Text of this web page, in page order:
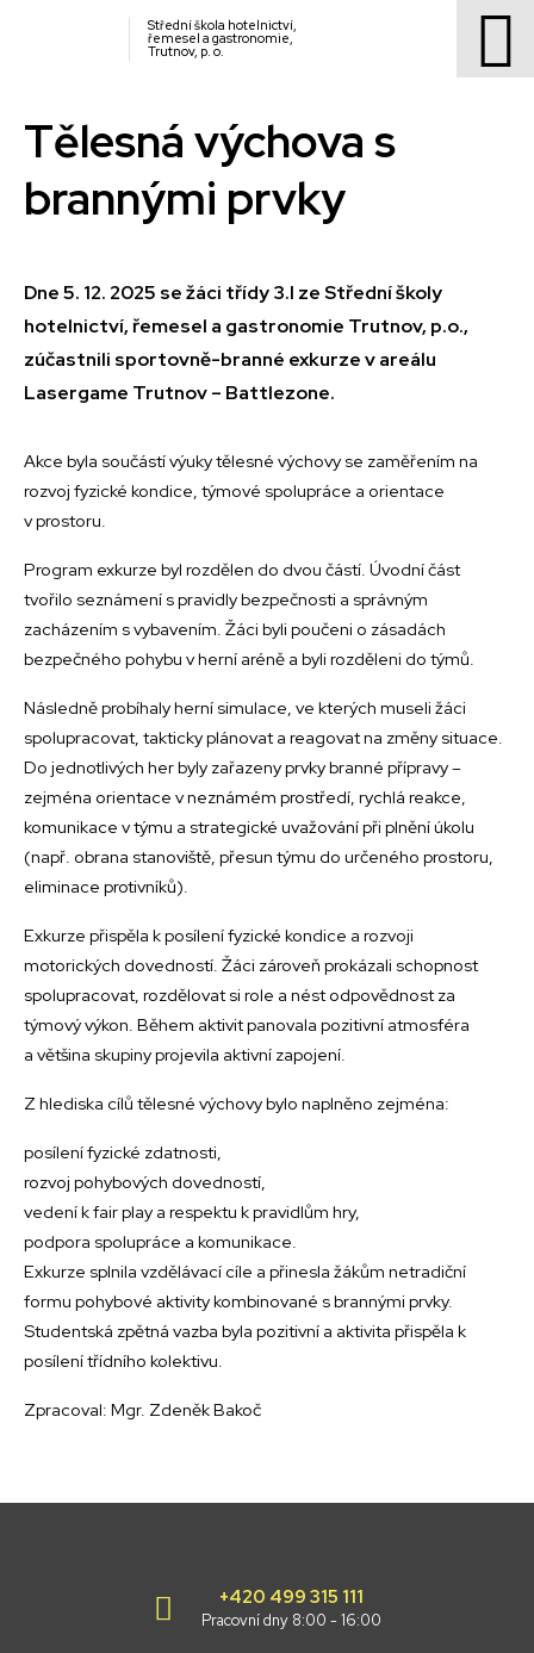
Střední škola hotelnictví,
řemesel a gastronomie,
Trutnov, p. o.
Tělesná výchova s
brannými prvky
Dne 5. 12. 2025 se žáci třídy 3.I ze Střední školy
hotelnictví, řemesel a gastronomie Trutnov, p.o.,
zúčastnili sportovně-branné exkurze v areálu
Lasergame Trutnov – Battlezone.
Akce byla součástí výuky tělesné výchovy se zaměřením na
rozvoj fyzické kondice, týmové spolupráce a orientace
v prostoru.
Program exkurze byl rozdělen do dvou částí. Úvodní část
tvořilo seznámení s pravidly bezpečnosti a správným
zacházením s vybavením. Žáci byli poučeni o zásadách
bezpečného pohybu v herní aréně a byli rozděleni do týmů.
Následně probíhaly herní simulace, ve kterých museli žáci
spolupracovat, takticky plánovat a reagovat na změny situace.
Do jednotlivých her byly zařazeny prvky branné přípravy –
zejména orientace v neznámém prostředí, rychlá reakce,
komunikace v týmu a strategické uvažování při plnění úkolu
(např. obrana stanoviště, přesun týmu do určeného prostoru,
eliminace protivníků).
Exkurze přispěla k posílení fyzické kondice a rozvoji
motorických dovedností. Žáci zároveň prokázali schopnost
spolupracovat, rozdělovat si role a nést odpovědnost za
týmový výkon. Během aktivit panovala pozitivní atmosféra
a většina skupiny projevila aktivní zapojení.
Z hlediska cílů tělesné výchovy bylo naplněno zejména:
posílení fyzické zdatnosti,
rozvoj pohybových dovedností,
vedení k fair play a respektu k pravidlům hry,
podpora spolupráce a komunikace.
Exkurze splnila vzdělávací cíle a přinesla žákům netradiční
formu pohybové aktivity kombinované s brannými prvky.
Studentská zpětná vazba byla pozitivní a aktivita přispěla k
posílení třídního kolektivu.
Zpracoval: Mgr. Zdeněk Bakoč
+420 499 315 111
Pracovní dny 8:00 - 16:00